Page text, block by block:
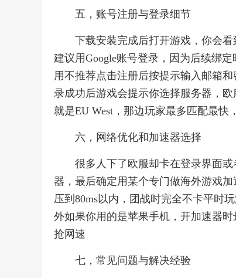
五，账号注册与登录细节
下载安装完成后打开游戏，你会看
建议用Google账号登录，因为后续绑
用不推荐点击注册后按提示输入邮箱
录成功后游戏会提示你选择服务器，
就是EU West，那边玩家最多匹配最快
六，网络优化和加速器选择
很多人下了欧服却卡在登录界面
器，最后确定用某个专门做海外游戏
压到80ms以内，团战时完全不卡平时
外如果你用的是苹果手机，开加速器
抢网速
七，常见问题与解决经验